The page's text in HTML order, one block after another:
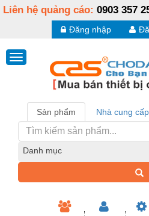
Liên hệ quảng cáo: 0903 357
Đăng nhập
Sản phẩm Nhà cung cấp
Danh mục